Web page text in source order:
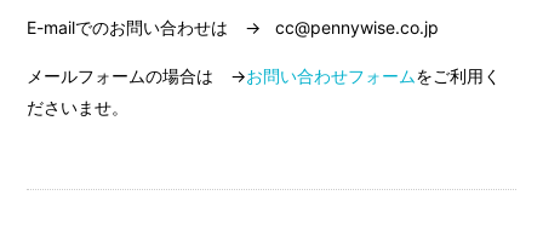
E-mailでのお問い合わせは → cc@pennywise.co.jp
メールフォームの場合は →お問い合わせフォームをご利用く
ださいませ。